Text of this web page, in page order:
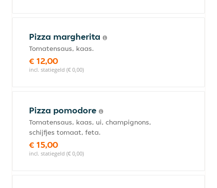
Pizza margherita
Tomatensaus, kaas.
€ 12,00
incl. statiegeld (€ 0,00)
Pizza pomodore
Tomatensaus, kaas, ui, champignons,
schijfjes tomaat, feta.
€ 15,00
incl. statiegeld (€ 0,00)